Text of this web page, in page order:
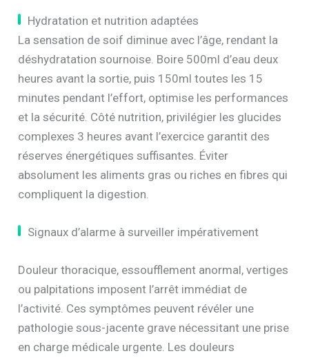
Hydratation et nutrition adaptées
La sensation de soif diminue avec l’âge, rendant la
déshydratation sournoise. Boire 500ml d’eau deux
heures avant la sortie, puis 150ml toutes les 15
minutes pendant l’effort, optimise les performances
et la sécurité. Côté nutrition, privilégier les glucides
complexes 3 heures avant l’exercice garantit des
réserves énergétiques suffisantes. Éviter
absolument les aliments gras ou riches en fibres qui
compliquent la digestion.
Signaux d’alarme à surveiller impérativement
Douleur thoracique, essoufflement anormal, vertiges
ou palpitations imposent l’arrêt immédiat de
l’activité. Ces symptômes peuvent révéler une
pathologie sous-jacente grave nécessitant une prise
en charge médicale urgente. Les douleurs